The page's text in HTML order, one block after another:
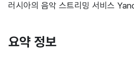
팅
정
기업정보
러시아의 음악 스트리밍 서비스
요약 정보